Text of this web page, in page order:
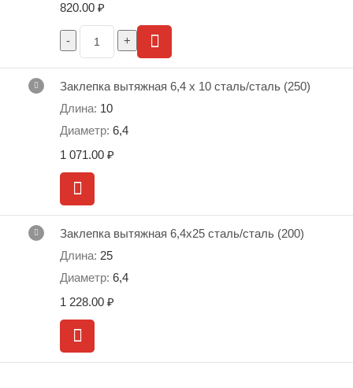
820.00 ₽
Заклепка вытяжная 6,4 х 10 сталь/сталь (250)
10
6,4
1 071.00 ₽
Заклепка вытяжная 6,4х25 сталь/сталь (200)
25
6,4
1 228.00 ₽